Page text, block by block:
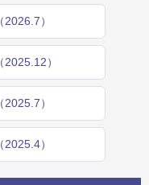
）
）
）
）